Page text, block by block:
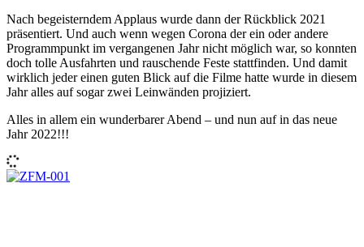
Nach begeisterndem Applaus wurde dann der Rückblick 2021
präsentiert. Und auch wenn wegen Corona der ein oder andere
Programmpunkt im vergangenen Jahr nicht möglich war, so konnten
doch tolle Ausfahrten und rauschende Feste stattfinden. Und damit
wirklich jeder einen guten Blick auf die Filme hatte wurde in diesem
Jahr alles auf sogar zwei Leinwänden projiziert.
Alles in allem ein wunderbarer Abend – und nun auf in das neue
Jahr 2022!!!